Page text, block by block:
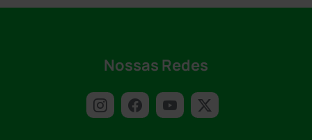
Nossas Redes